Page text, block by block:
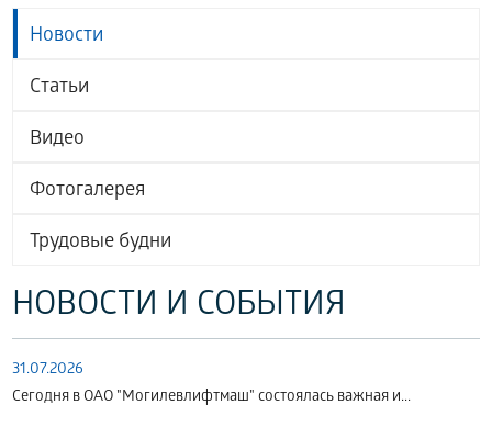
Новости
Статьи
Видео
Фотогалерея
Трудовые будни
НОВОСТИ И СОБЫТИЯ
31.07.2026
Сегодня в ОАО "Могилевлифтмаш" состоялась важная и...